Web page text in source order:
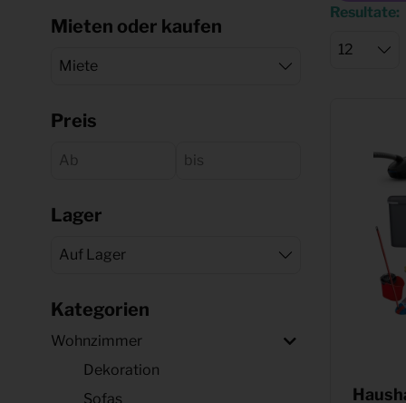
Mieten oder kaufen
Preis
Lager
Kategorien
Wohnzimmer
Dekoration
Sofas
Resultate: